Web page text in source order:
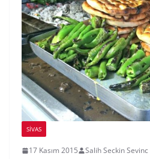
SIVAS
17 Kasım 2015 Salih Seckin Sevinc